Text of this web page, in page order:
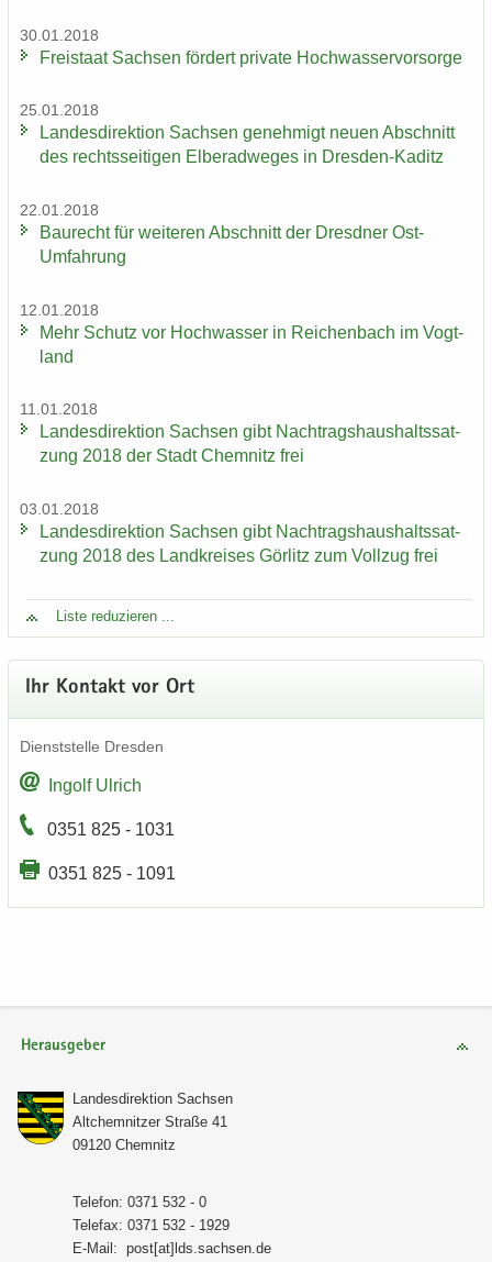
30.01.2018
Frei­staat Sach­sen för­dert pri­va­te Hoch­was­ser­vor­sor­ge
25.01.2018
Lan­des­di­rek­ti­on Sach­sen ge­neh­migt neuen Ab­schnitt
des rechts­sei­ti­gen El­be­rad­we­ges in Dresden-​Kaditz
22.01.2018
Bau­recht für wei­te­ren Ab­schnitt der Dresd­ner Ost-​
Umfahrung
12.01.2018
Mehr Schutz vor Hoch­was­ser in Rei­chen­bach im Vogt­
land
11.01.2018
Lan­des­di­rek­ti­on Sach­sen gibt Nach­trags­haus­halts­sat­
zung 2018 der Stadt Chem­nitz frei
03.01.2018
Lan­des­di­rek­ti­on Sach­sen gibt Nach­trags­haus­halts­sat­
zung 2018 des Land­krei­ses Gör­litz zum Voll­zug frei
Liste re­du­zie­ren ...
Ihr Kon­takt vor Ort
Dienst­stel­le Dres­den
In­golf Ul­rich
0351 825 - 1031
0351 825 - 1091
Herausgeber
Lan­des­di­rek­ti­on Sach­sen
Alt­chem­nit­zer Stra­ße 41
09120 Chem­nitz
Te­le­fon: 0371 532 - 0
Te­le­fax: 0371 532 - 1929
E-​Mail: post[at]lds.sach­sen.de